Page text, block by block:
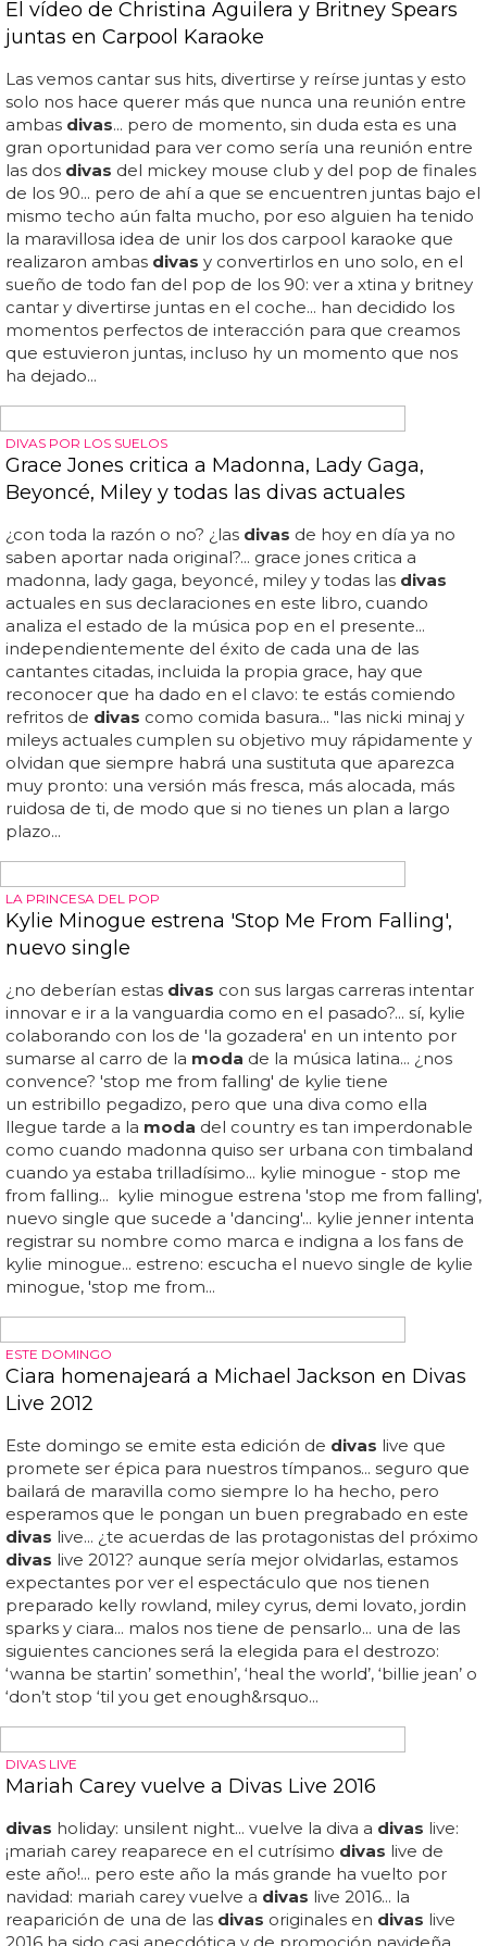
HOMBRES DESNUDOS Y CULTOS
Hombres desnudos leyendo en recitales, la
última moda
¿prefieres salir a bailar los últimos hits de madonna y
otrasdivaso a recibir grandes dosis de cultura en forma
de recitales al desnudo? en la galería tienes varias fotos
moda... ¿te atreverías a leer en público completamente
desnudo? ¡ellos sí! son hombres desnudos y cultos que se
prestan a participar en la iniciativa "naked boys reading"
ciudades de europa como londres, berlín o brighton, y
que esperamos que pronto llegue a tierras españolas... se
organizan eventos por temáticas, cada dos o tres meses,
y sin duda resulta una alternativa fantástica a...
El vídeo de Christina Aguilera y Britney Spears
juntas en Carpool Karaoke
Las vemos cantar sus hits, divertirse y reírse juntas y esto
solo nos hace querer más que nunca una reunión entre
ambas divas ... pero de momento, sin duda esta es una
gran oportunidad para ver como sería una reunión entre
las dosdivasdel mickey mouse club y del pop de finales
de los 90... pero de ahí a que se encuentren juntas bajo el
mismo techo aún falta mucho, por eso alguien ha tenido
la maravillosa idea de unir los dos carpool karaoke que
realizaron ambasdivasy convertirlos en uno solo, en el
sueño de todo fan del pop de los 90: ver a xtina y britney
cantar y divertirse juntas en el coche... han decidido los
momentos perfectos de interacción para que creamos
que estuvieron juntas, incluso hy un momento que nos
ha dejado...
DIVAS POR LOS SUELOS
Grace Jones critica a Madonna, Lady Gaga,
Beyoncé, Miley y todas las divas actuales
¿con toda la razón o no? ¿lasdivas de hoy en día ya no
actuales en sus declaraciones en este libro, cuando
analiza el estado de la música pop en el presente...
cantantes citadas, incluida la propia grace, hay que
reconocer que ha dado en el clavo: te estás comiendo
refritos de divas como comida basura... "las nicki minaj y
mileys actuales cumplen su objetivo muy rápidamente y
olvidan que siempre habrá una sustituta que aparezca